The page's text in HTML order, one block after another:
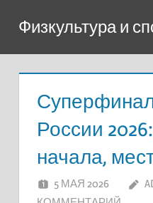
содержимому
Физкультура и
России
начала,
5 МАЯ 2026